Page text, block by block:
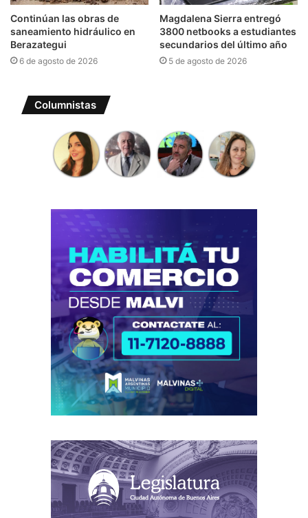
Continúan las obras de
saneamiento hidráulico en
Berazategui
6 de agosto de 2026
Magdalena Sierra entregó
3800 netbooks a estudiantes
secundarios del último año
5 de agosto de 2026
Columnistas